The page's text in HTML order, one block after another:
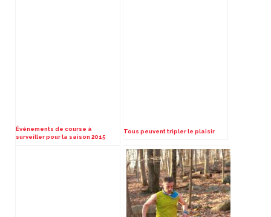
Événements de course à
surveiller pour la saison 2015
Tous peuvent tripler le plaisir